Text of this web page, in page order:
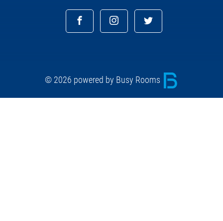
© 2026 powered by Busy Rooms